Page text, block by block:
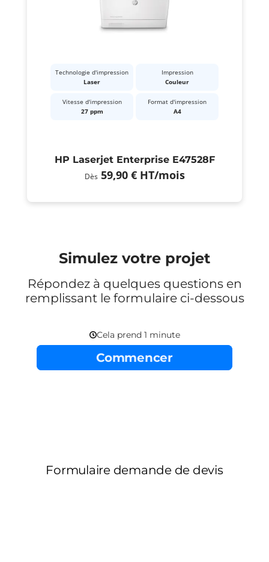
Technologie d'impression
Laser
Impression
Couleur
Vitesse d'impression
27 ppm
Format d'impression
A4
HP Laserjet Enterprise E47528F
Dès 59,90 € HT/mois
Simulez votre projet
Répondez à quelques questions en
remplissant le formulaire ci-dessous